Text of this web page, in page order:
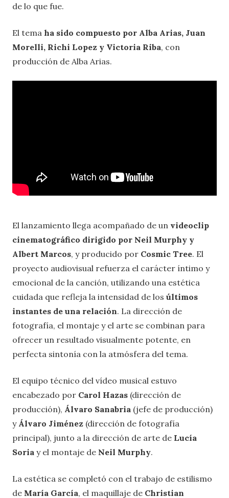
de lo que fue.
El tema ha sido compuesto por Alba Arias, Juan
Morelli, Richi Lopez y Victoria Riba, con
producción de Alba Arias.
El lanzamiento llega acompañado de un videoclip
cinematográfico dirigido por Neil Murphy y
Albert Marcos, y producido por Cosmic Tree. El
proyecto audiovisual refuerza el carácter íntimo y
emocional de la canción, utilizando una estética
cuidada que refleja la intensidad de los últimos
instantes de una relación. La dirección de
fotografía, el montaje y el arte se combinan para
ofrecer un resultado visualmente potente, en
perfecta sintonía con la atmósfera del tema.
El equipo técnico del vídeo musical estuvo
encabezado por Carol Hazas (dirección de
producción), Álvaro Sanabria (jefe de producción)
y Álvaro Jiménez (dirección de fotografía
principal), junto a la dirección de arte de Lucía
Soria y el montaje de Neil Murphy.
La estética se completó con el trabajo de estilismo
de María García, el maquillaje de Christian